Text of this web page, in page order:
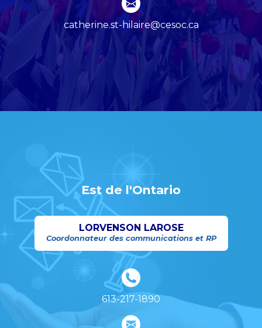
catherine.st-hilaire@cesoc.ca
Est de l'Ontario
LORVENSON LAROSE
Coordonnateur des communications et RP
613-217-1890